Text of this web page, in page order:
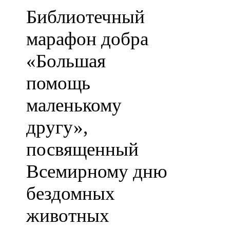
Библиотечный
марафон добра
«Большая
помощь
маленькому
другу»,
посвященный
Всемирному дню
бездомных
животных